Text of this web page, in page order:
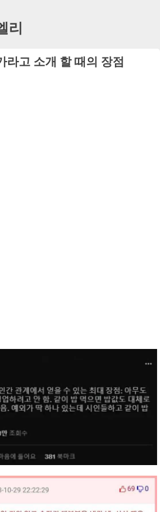
리
라고 소개 할 때의 장점